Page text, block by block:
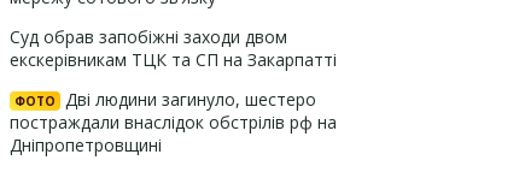
Суд обрав запобіжні заходи двом
екскерівникам ТЦК та СП на Закарпатті
ФОТО
Дві людини загинуло, шестеро
постраждали внаслідок обстрілів рф на
Дніпропетровщині